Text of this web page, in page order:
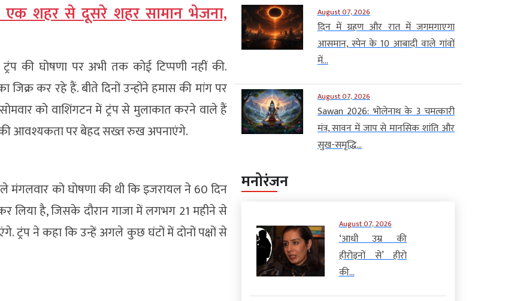
शहर से दूसरे शहर सामान भेजना,
ट्रंप की घोषणा पर अभी तक कोई टिप्पणी नहीं की.
कर रहे हैं. बीते दिनों उन्होंने हमास की मांग पर
को वाशिंगटन में ट्रंप से मुलाकात करने वाले हैं
आवश्यकता पर बेहद सख्त रुख अपनाएंगे.
मंगलवार को घोषणा की थी कि इजरायल ने 60 दिन
है, जिसके दौरान गाजा में लगभग 21 महीने से
ट्रंप ने कहा कि उन्हें अगले कुछ घंटों में दोनों पक्षों से
August 07, 2026
दिन में ग्रहण और रात में जगमगाएगा
आसमान, स्पेन के 10 आबादी वाले गांवों
में...
August 07, 2026
Sawan 2026: भोलेनाथ के 3 चमत्कारी
मंत्र, सावन में जाप से मानसिक शांति और
सुख-समृद्धि...
मनोरंजन
August 07, 2026
‘आधी उम्र की
हीरोइनों से’ हीरो
की...